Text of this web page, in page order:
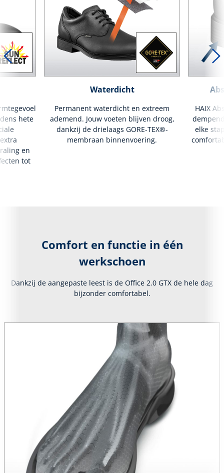
hete
en
tot
Waterdicht
Permanent waterdicht en extreem
ademend. Jouw voeten blijven droog,
dankzij de drielaags GORE-TEX®-
membraan binnenvoering.
HAIX
elke
Comfort en functie in één
werkschoen
Dankzij de aangepaste leest is de Office 2.0 GTX de hele dag
bijzonder comfortabel.